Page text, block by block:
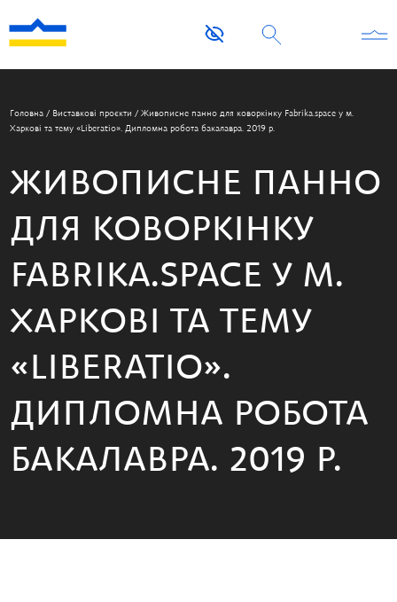
Головна / Виставкові проєкти / Живописне панно для коворкінку Fabrika.space у м.
Харкові та тему «Liberatio». Дипломна робота бакалавра. 2019 р.
ЖИВОПИСНЕ ПАННО
ДЛЯ КОВОРКІНКУ
FABRIKA.SPACE У М.
ХАРКОВІ ТА ТЕМУ
«LIBERATIO».
ДИПЛОМНА РОБОТА
БАКАЛАВРА. 2019 Р.